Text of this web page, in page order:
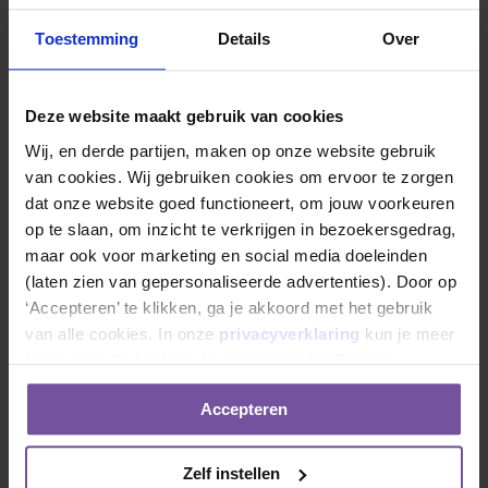
Toestemming Details Over
Deze website maakt gebruik van cookies
Wij, en derde partijen, maken op onze website gebruik
van cookies. Wij gebruiken cookies om ervoor te zorgen
dat onze website goed functioneert, om jouw voorkeuren
op te slaan, om inzicht te verkrijgen in bezoekersgedrag,
maar ook voor marketing en social media doeleinden
(laten zien van gepersonaliseerde advertenties). Door op
‘Accepteren’ te klikken, ga je akkoord met het gebruik
van alle cookies. In onze privacyverklaring kun je meer
lezen over de cookies die wij gebruiken. Door op
‘Weigeren’ te klikken ga je alleen akkoord met het gebruik
van noodzakelijke cookies.Accepteren
Zelf instellen
Neem direct contact op